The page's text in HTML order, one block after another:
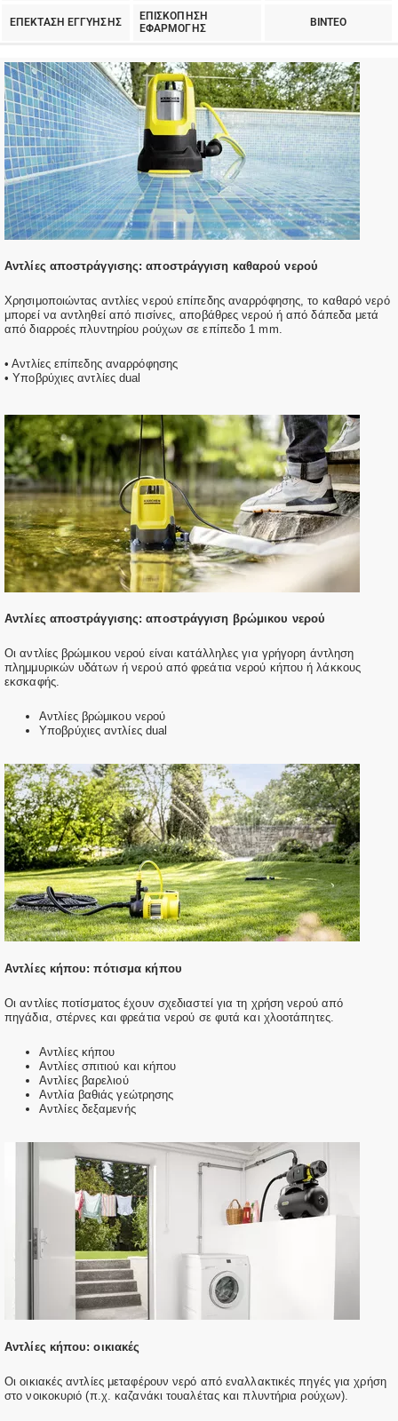
ΕΠΕΚΤΑΣΗ ΕΓΓΥΗΣΗΣ
ΕΠΙΣΚΟΠΗΣΗ
ΕΦΑΡΜΟΓΗΣ
ΒΙΝΤΕΟ
Αντλίες αποστράγγισης: αποστράγγιση καθαρού νερού
Χρησιμοποιώντας αντλίες νερού επίπεδης αναρρόφησης, το καθαρό νερό
μπορεί να αντληθεί από πισίνες, αποβάθρες νερού ή από δάπεδα μετά
από διαρροές πλυντηρίου ρούχων σε επίπεδο 1 mm.
• Αντλίες επίπεδης αναρρόφησης
• Υποβρύχιες αντλίες dual
Αντλίες αποστράγγισης: αποστράγγιση βρώμικου νερού
Οι αντλίες βρώμικου νερού είναι κατάλληλες για γρήγορη άντληση
πλημμυρικών υδάτων ή νερού από φρεάτια νερού κήπου ή λάκκους
εκσκαφής.
Αντλίες βρώμικου νερού
Υποβρύχιες αντλίες dual
Αντλίες κήπου: πότισμα κήπου
Οι αντλίες ποτίσματος έχουν σχεδιαστεί για τη χρήση νερού από
πηγάδια, στέρνες και φρεάτια νερού σε φυτά και χλοοτάπητες.
Αντλίες κήπου
Αντλίες σπιτιού και κήπου
Αντλίες βαρελιού
Αντλία βαθιάς γεώτρησης
Αντλίες δεξαμενής
Αντλίες κήπου: οικιακές
Οι οικιακές αντλίες μεταφέρουν νερό από εναλλακτικές πηγές για χρήση
στο νοικοκυριό (π.χ. καζανάκι τουαλέτας και πλυντήρια ρούχων).